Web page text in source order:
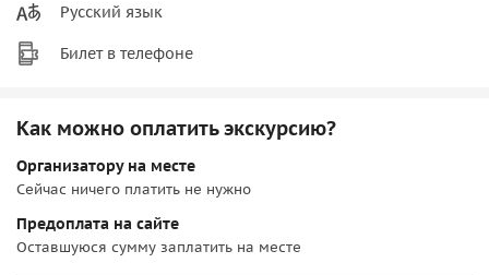
Русский язык
Билет в телефоне
Как можно оплатить экскурсию?
Организатору на месте
Сейчас ничего платить не нужно
Предоплата на сайте
Оставшуюся сумму заплатить на месте